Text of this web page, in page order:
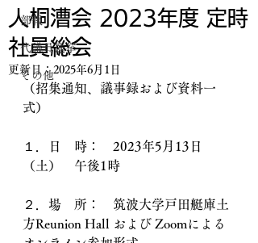
部報
代議員選挙
その他
人桐漕会 2023年度 定時
社員総会
更新日：2025年6月1日
（招集通知、議事録および資料一
式）
１．日　時：　2023年5月13日
（土）　午後1時
２．場　所：　筑波大学戸田艇庫土
方Reunion Hall および Zoomによる